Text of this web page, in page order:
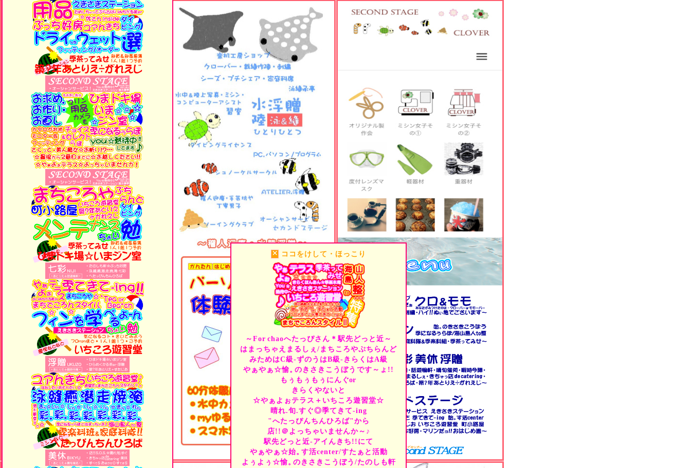
当店が指定する潜水用品メーカー・
2026年カタログ/国内正規品、
メーカー在庫のある商品のみ
ご参考までに、ダイバーズ/
軽器材.重器材のフルセットは、
お1人で20点を越えます
ちなみに、不定期で雨の日も・
おまとめ♬salesになることが
あります
R8・2月14日迄.有効
きちゃっ店catering
◆ご来店くださいませ--小駅2分
→持ち寄りOKで-ふらっとご来店
◆自遊なおじかん--高知:超小島
→小さなお船/自由ダイビング
いつもの秘海離島--すぐ出発
→すけっ亀=休さんがご案内
＊Analog-Intelligence=店主案内
→ビーチ水中遊泳＆小魚群観賞
水中用品--カタログ対抗など
→季楽本庵でひっそり-大発掘♪
メンテナンス.修理--潜水機材
→myギア点検→1品～1,100円～
ためしちゃってぷらざ--ととノウ室
→きちゃっ店 de
catering-アウトドア
愉。のきさきこうぼう--遊習堂
→ひらめくかる茶er-季てきて-ing
エクササイズせらぴぃ--癒
挑。ちゃれん陣cercle--個々
→幼稚園グッズから海の中まで-遊習
みしん初心教室--UKUZOにて
→季になるぅらぼwithC/こども
→築?年あとりえ÷がれえじ/美休
へたっぴさんがくつろげるお店！
0千秒から・9千秒まで⇔
× ココをけして・ほっこり
～For chaoへたっぴさん＊駅先どっと近～
はまっちゃえまるしぇ/まちころやぷちらんど
みためはC級-ずのうはB級-きらくはA級
やぁやぁ☆愉。のきさきこうぼう です～ょ!!
もぅもぅもぅにんぐor
きらくやないと
☆やぁよぉテラス＋いちころ遊習堂☆
晴れ.旬.すぐ◎季てきて-ing
"へたっぴんちんひろば"から
店!!＠よっちゃいませんか～♪
駅先どっと近-アイんきち!!にて
やぁやぁ☆始。す活center/すたぁと活動
よぅよぅ☆愉。のきさきこうぼう/たのしも軒